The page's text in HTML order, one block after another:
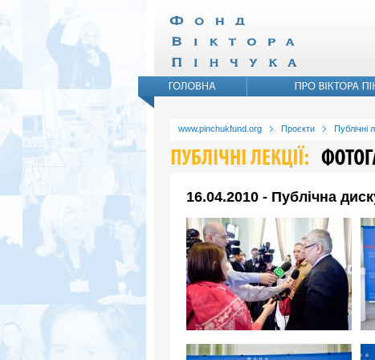
www.pinchukfund.org Проєкти Публічні
16.04.2010 - Публічна